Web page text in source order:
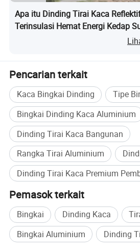
Material panel dinding tirai dengan
logam lembaran
Ada tiga macam bahan permukaan
untuk dinding tirai:
(1)pelat komposit aluminium
(2)pelat aluminium lapis tunggal
Dinding tirai kaca
Apa itu Dinding Tirai Kaca
Terinsulasi Hemat Energi Kedap
Pencarian terkait
Kaca Bingkai Dinding
Tipe
Bingkai Dinding Kaca Aluminium
Dinding Tirai Kaca Bangunan
Rangka Tirai Aluminium
Dinding Tirai Kaca Premium
Pemasok terkait
Bingkai Dinding Kaca
Bingkai Aluminium
Dinding